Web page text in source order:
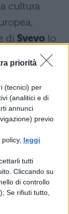
priorità
(tecnici) per
(analitici e di
annunci
previo
leggi
tutti
Cliccando su
di controllo
Se rifiuti tutto,
cultura
di Svevo lo
rielaborare
le nuove
scritti